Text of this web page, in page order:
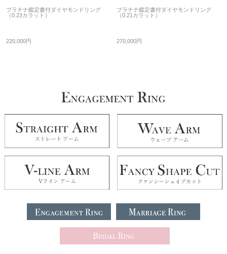
プラチナ鑑定書付ダイヤモンドリング
（0.23カラット）
220,000円
プラチナ鑑定書付ダイヤモンドリング
（0.21カラット）
270,000円